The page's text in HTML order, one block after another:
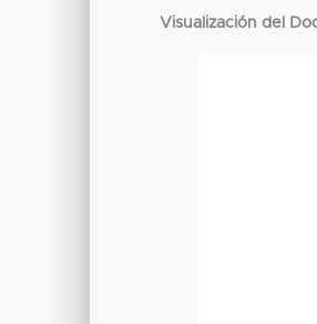
Visualización del